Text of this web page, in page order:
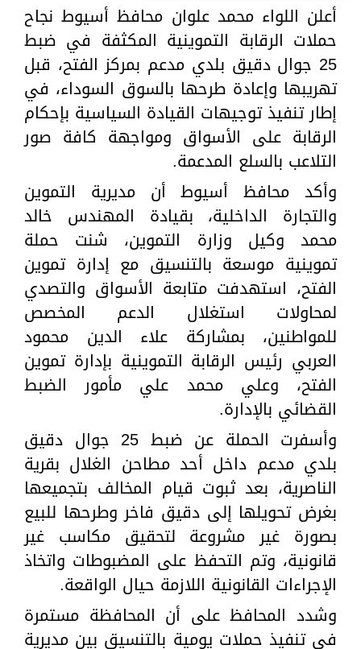
أعلن اللواء محمد علوان محافظ أسيوط نجاح
حملات الرقابة التموينية المكثفة في ضبط
25 جوال دقيق بلدي مدعم بمركز الفتح، قبل
تهريبها وإعادة طرحها بالسوق السوداء، في
إطار تنفيذ توجيهات القيادة السياسية بإحكام
الرقابة على الأسواق ومواجهة كافة صور
التلاعب بالسلع المدعمة.
وأكد محافظ أسيوط أن مديرية التموين
والتجارة الداخلية، بقيادة المهندس خالد
محمد وكيل وزارة التموين، شنت حملة
تموينية موسعة بالتنسيق مع إدارة تموين
الفتح، استهدفت متابعة الأسواق والتصدي
لمحاولات استغلال الدعم المخصص
للمواطنين، بمشاركة علاء الدين محمود
العربي رئيس الرقابة التموينية بإدارة تموين
الفتح، وعلي محمد علي مأمور الضبط
القضائي بالإدارة.
وأسفرت الحملة عن ضبط 25 جوال دقيق
بلدي مدعم داخل أحد مطاحن الغلال بقرية
الناصرية، بعد ثبوت قيام المخالف بتجميعها
بغرض تحويلها إلى دقيق فاخر وطرحها للبيع
بصورة غير مشروعة لتحقيق مكاسب غير
قانونية، وتم التحفظ على المضبوطات واتخاذ
الإجراءات القانونية اللازمة حيال الواقعة.
وشدد المحافظ على أن المحافظة مستمرة
في تنفيذ حملات يومية بالتنسيق بين مديرية